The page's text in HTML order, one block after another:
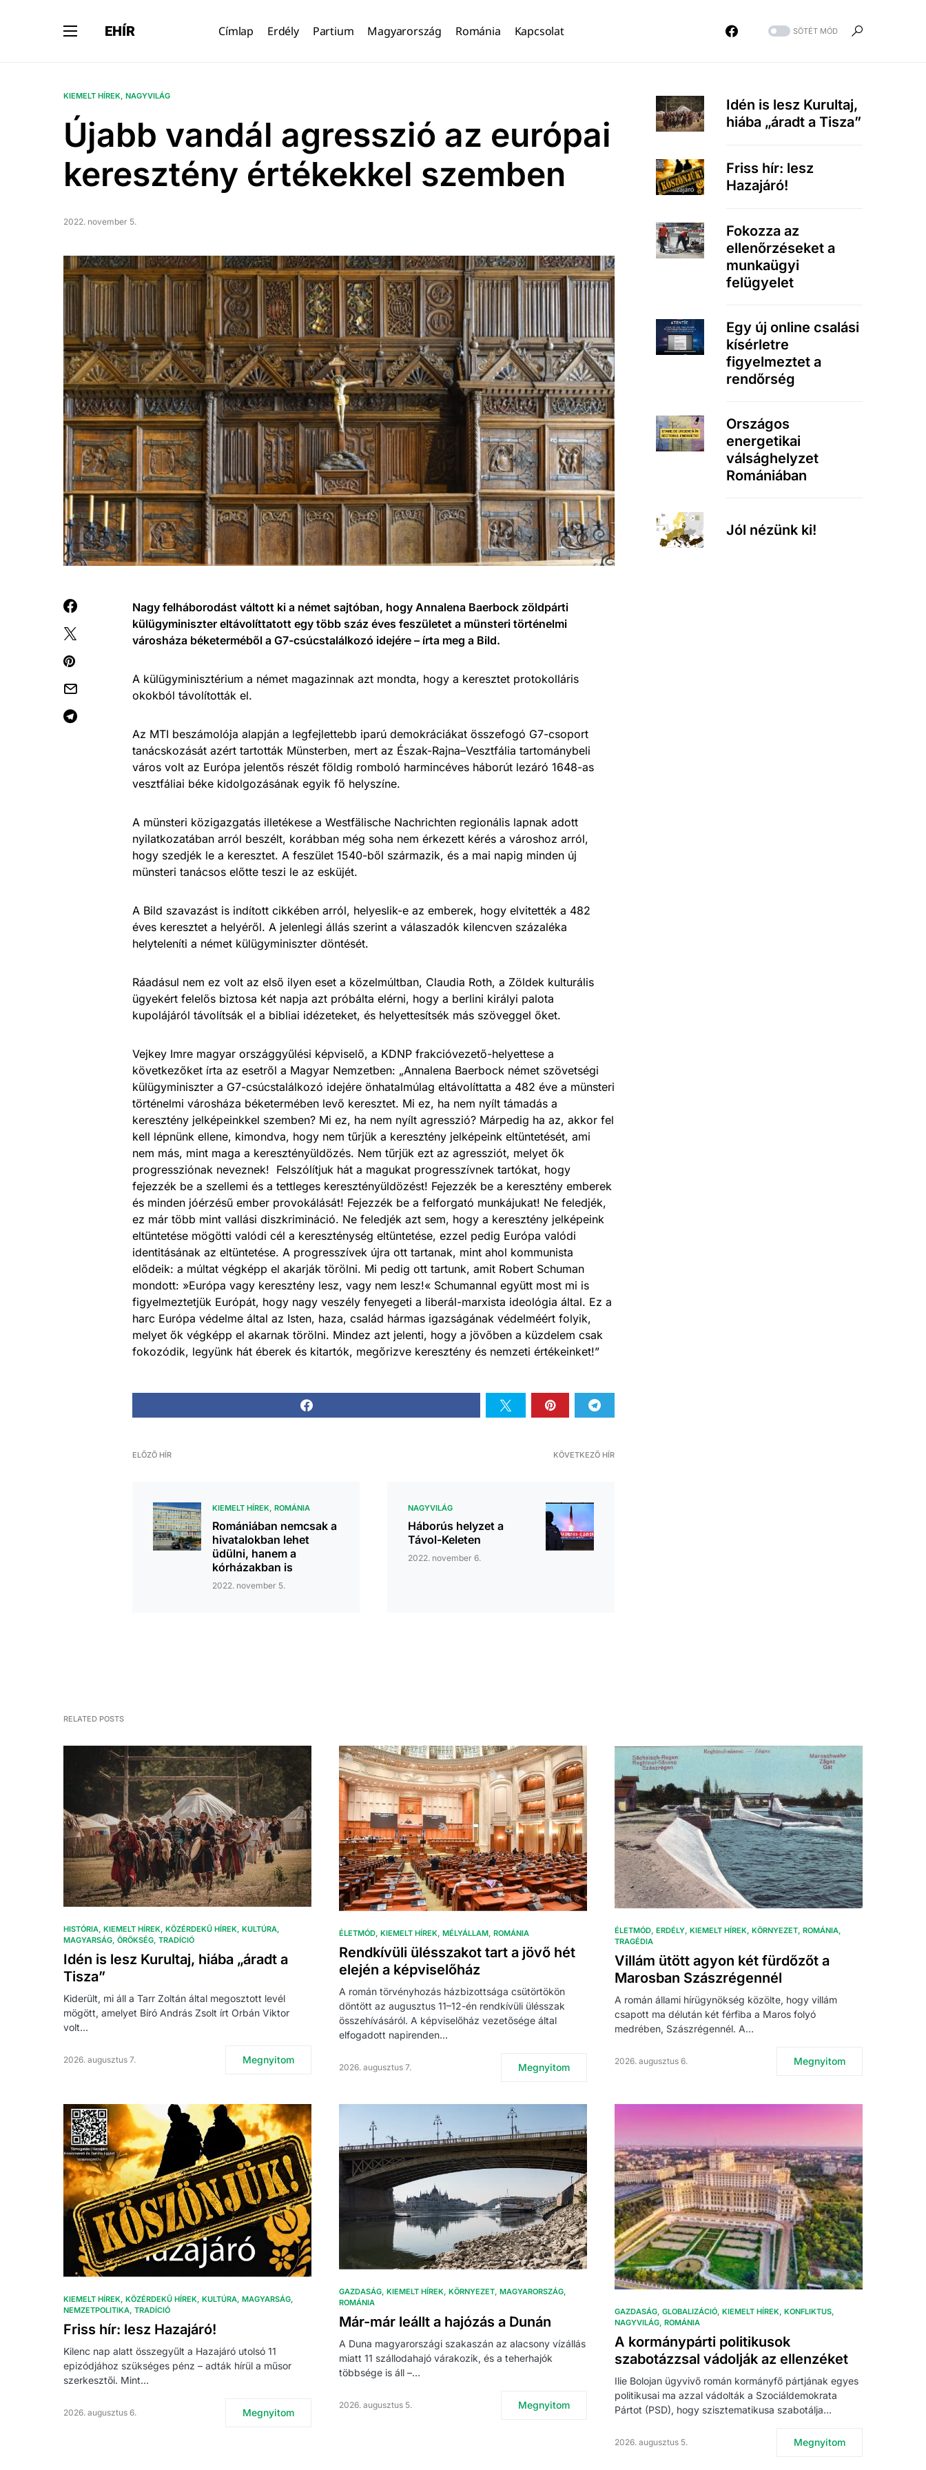
EHÍR Címlap Erdély Partium Magyarország Románia Kapcsolat SÖTÉT MÓD
KIEMELT HÍREK NAGYVILÁG
Újabb vandál agresszió az európai
keresztény értékekkel szemben
2022. november 5.
Nagy felháborodást váltott ki a német sajtóban, hogy Annalena Baerbock zöldpárti
külügyminiszter eltávolíttatott egy több száz éves feszületet a münsteri történelmi
városháza béketerméből a G7-csúcstalálkozó idejére – írta meg a Bild.
A külügyminisztérium a német magazinnak azt mondta, hogy a keresztet protokolláris
okokból távolították el.
Az MTI beszámolója alapján a legfejlettebb iparú demokráciákat összefogó G7-csoport
tanácskozását azért tartották Münsterben, mert az Észak-Rajna–Vesztfália tartománybeli
város volt az Európa jelentős részét földig romboló harmincéves háborút lezáró 1648-as
vesztfáliai béke kidolgozásának egyik fő helyszíne.
A münsteri közigazgatás illetékese a Westfälische Nachrichten regionális lapnak adott
nyilatkozatában arról beszélt, korábban még soha nem érkezett kérés a városhoz arról,
hogy szedjék le a keresztet. A feszület 1540-ből származik, és a mai napig minden új
münsteri tanácsos előtte teszi le az esküjét.
A Bild szavazást is indított cikkében arról, helyeslik-e az emberek, hogy elvitették a 482
éves keresztet a helyéről. A jelenlegi állás szerint a válaszadók kilencven százaléka
helyteleníti a német külügyminiszter döntését.
Ráadásul nem ez volt az első ilyen eset a közelmúltban, Claudia Roth, a Zöldek kulturális
ügyekért felelős biztosa két napja azt próbálta elérni, hogy a berlini királyi palota
kupolájáról távolítsák el a bibliai idézeteket, és helyettesítsék más szöveggel őket.
Vejkey Imre magyar országgyűlési képviselő, a KDNP frakcióvezető-helyettese a
következőket írta az esetről a Magyar Nemzetben: „Annalena Baerbock német szövetségi
külügyminiszter a G7-csúcstalálkozó idejére önhatalmúlag eltávolíttatta a 482 éve a münsteri
történelmi városháza béketermében levő keresztet. Mi ez, ha nem nyílt támadás a
keresztény jelképeinkkel szemben? Mi ez, ha nem nyílt agresszió? Márpedig ha az, akkor fel
kell lépnünk ellene, kimondva, hogy nem tűrjük a keresztény jelképeink eltüntetését, ami
nem más, mint maga a keresztényüldözés. Nem tűrjük ezt az agressziót, melyet ők
progressziónak neveznek! Felszólítjuk hát a magukat progresszívnek tartókat, hogy
fejezzék be a szellemi és a tettleges keresztényüldözést! Fejezzék be a keresztény emberek
és minden jóérzésű ember provokálását! Fejezzék be a felforgató munkájukat! Ne feledjék,
ez már több mint vallási diszkrimináció. Ne feledjék azt sem, hogy a keresztény jelképeink
eltüntetése mögötti valódi cél a kereszténység eltüntetése, ezzel pedig Európa valódi
identitásának az eltüntetése. A progresszívek újra ott tartanak, mint ahol kommunista
elődeik: a múltat végképp el akarják törölni. Mi pedig ott tartunk, amit Robert Schuman
mondott: »Európa vagy keresztény lesz, vagy nem lesz!« Schumannal együtt most mi is
figyelmeztetjük Európát, hogy nagy veszély fenyegeti a liberál-marxista ideológia által. Ez a
harc Európa védelme által az Isten, haza, család hármas igazságának védelméért folyik,
melyet ők végképp el akarnak törölni. Mindez azt jelenti, hogy a jövőben a küzdelem csak
fokozódik, legyünk hát éberek és kitartók, megőrizve keresztény és nemzeti értékeinket!”
ELŐZŐ HÍR
KIEMELT HÍREK ROMÁNIA
Romániában nemcsak a
hivatalokban lehet
üdülni, hanem a
kórházakban is
2022. november 5.
KÖVETKEZŐ HÍR
NAGYVILÁG
Háborús helyzet a
Távol-Keleten
2022. november 6.
Idén is lesz Kurultaj,
hiába „áradt a Tisza”
Friss hír: lesz
Hazajáró!
Fokozza az
ellenőrzéseket a
munkaügyi
felügyelet
Egy új online csalási
kísérletre
figyelmeztet a
rendőrség
Országos
energetikai
válsághelyzet
Romániában
Jól nézünk ki!
RELATED POSTS
HISTÓRIA KIEMELT HÍREK KÖZÉRDEKŰ HÍREK KULTÚRA
MAGYARSÁG ÖRÖKSÉG TRADÍCIÓ
Idén is lesz Kurultaj, hiába „áradt a
Tisza”
Kiderült, mi áll a Tarr Zoltán által megosztott levél
mögött, amelyet Bíró András Zsolt írt Orbán Viktor
volt…
2026. augusztus 7. Megnyitom
ÉLETMÓD KIEMELT HÍREK MÉLYÁLLAM ROMÁNIA
Rendkívüli ülésszakot tart a jövő hét
elején a képviselőház
A román törvényhozás házbizottsága csütörtökön
döntött az augusztus 11–12-én rendkívüli ülésszak
összehívásáról. A képviselőház vezetősége által
elfogadott napirenden…
2026. augusztus 7. Megnyitom
ÉLETMÓD ERDÉLY KIEMELT HÍREK KÖRNYEZET ROMÁNIA
TRAGÉDIA
Villám ütött agyon két fürdőzőt a
Marosban Szászrégennél
A román állami hírügynökség közölte, hogy villám
csapott ma délután két férfiba a Maros folyó
medrében, Szászrégennél. A…
2026. augusztus 6. Megnyitom
KIEMELT HÍREK KÖZÉRDEKŰ HÍREK KULTÚRA MAGYARSÁG
NEMZETPOLITIKA TRADÍCIÓ
Friss hír: lesz Hazajáró!
Kilenc nap alatt összegyűlt a Hazajáró utolsó 11
epizódjához szükséges pénz – adták hírül a műsor
szerkesztői. Mint…
2026. augusztus 6. Megnyitom
GAZDASÁG KIEMELT HÍREK KÖRNYEZET MAGYARORSZÁG
ROMÁNIA
Már-már leállt a hajózás a Dunán
A Duna magyarországi szakaszán az alacsony vízállás
miatt 11 szállodahajó várakozik, és a teherhajók
többsége is áll –…
2026. augusztus 5. Megnyitom
GAZDASÁG GLOBALIZÁCIÓ KIEMELT HÍREK KONFLIKTUS
NAGYVILÁG ROMÁNIA
A kormánypárti politikusok
szabotázzsal vádolják az ellenzéket
Ilie Bolojan ügyvivő román kormányfő pártjának egyes
politikusai ma azzal vádolták a Szociáldemokrata
Pártot (PSD), hogy szisztematikusa szabotálja…
2026. augusztus 5. Megnyitom